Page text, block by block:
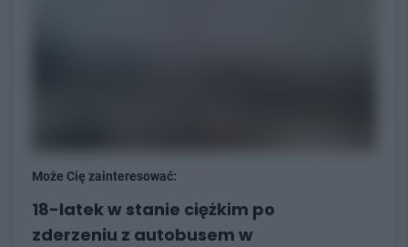
Może Cię zainteresować:
18-latek w stanie ciężkim po
zderzeniu z autobusem w